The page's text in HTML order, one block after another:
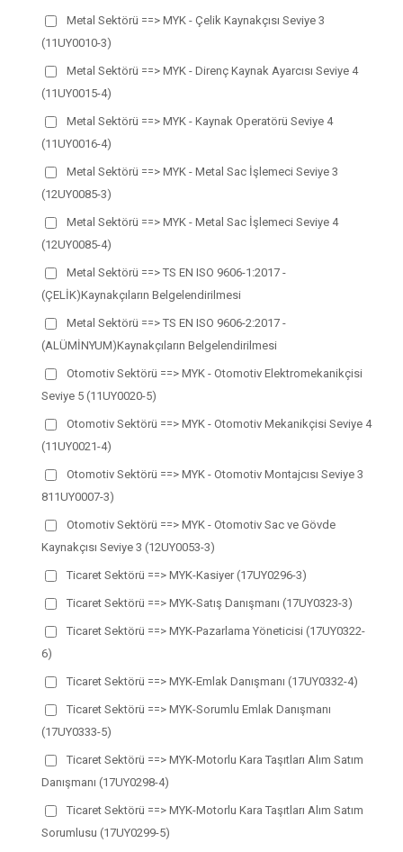
Metal Sektörü ==> MYK - Çelik Kaynakçısı Seviye 3
(11UY0010-3)
Metal Sektörü ==> MYK - Direnç Kaynak Ayarcısı Seviye 4
(11UY0015-4)
Metal Sektörü ==> MYK - Kaynak Operatörü Seviye 4
(11UY0016-4)
Metal Sektörü ==> MYK - Metal Sac İşlemeci Seviye 3
(12UY0085-3)
Metal Sektörü ==> MYK - Metal Sac İşlemeci Seviye 4
(12UY0085-4)
Metal Sektörü ==> TS EN ISO 9606-1:2017 -
(ÇELİK)Kaynakçıların Belgelendirilmesi
Metal Sektörü ==> TS EN ISO 9606-2:2017 -
(ALÜMİNYUM)Kaynakçıların Belgelendirilmesi
Otomotiv Sektörü ==> MYK - Otomotiv Elektromekanikçisi
Seviye 5 (11UY0020-5)
Otomotiv Sektörü ==> MYK - Otomotiv Mekanikçisi Seviye 4
(11UY0021-4)
Otomotiv Sektörü ==> MYK - Otomotiv Montajcısı Seviye 3
811UY0007-3)
Otomotiv Sektörü ==> MYK - Otomotiv Sac ve Gövde
Kaynakçısı Seviye 3 (12UY0053-3)
Ticaret Sektörü ==> MYK-Kasiyer (17UY0296-3)
Ticaret Sektörü ==> MYK-Satış Danışmanı (17UY0323-3)
Ticaret Sektörü ==> MYK-Pazarlama Yöneticisi (17UY0322-
6)
Ticaret Sektörü ==> MYK-Emlak Danışmanı (17UY0332-4)
Ticaret Sektörü ==> MYK-Sorumlu Emlak Danışmanı
(17UY0333-5)
Ticaret Sektörü ==> MYK-Motorlu Kara Taşıtları Alım Satım
Danışmanı (17UY0298-4)
Ticaret Sektörü ==> MYK-Motorlu Kara Taşıtları Alım Satım
Sorumlusu (17UY0299-5)